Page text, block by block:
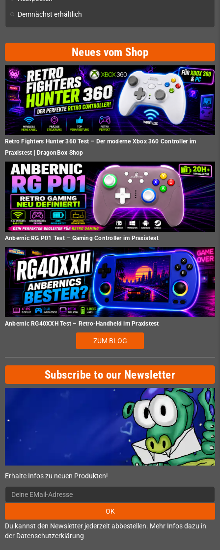
Demnächst erhältlich
Neues vom Shop
Retro Fighters Hunter 360 Test – Der moderne Xbox 360 Controller im
Praxistest | DragonBox Shop
Anbernic RG P01 Test – Gaming Controller im Praxistest
Anbernic RG40XXH Test – Retro-Handheld im Praxistest
ZUM BLOG
Subscribe to our Newsletter
Erhalte Infos zu neuen Produkten!
OK
Du kannst den Newsletter jederzeit abbestellen. Mehr Infos dazu in
der Datenschutzerklärung